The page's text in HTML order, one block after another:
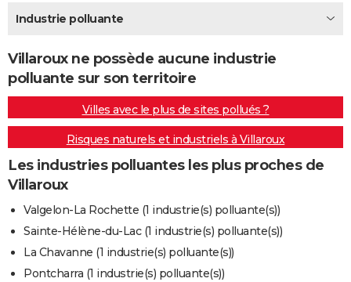
Destinations
City break
Voyage nature
Voyage de noces
Forum
Climat
+PHOTO
GUIDES D'ACHAT
BONS PLANS
CARTE DE VOEUX
Carte de Noël
Carte Bonne année
Carte Saint-Valentin
Carte Pâques
Carte d'anniversaire
DICTIONNAIRE
Dictionnaire
Biographies
Citations
Expressions
Proverbes
PROGRAMME TV
COPAINS D'AVANT
S'inscrire
Se connecter
Lycées
Collèges
Primaires
Universités
Entreprises
Service militaire
Avis de recherche
FORUM
Industrie polluante
Villaroux ne possède aucune industrie
polluante sur son territoire
Villes avec le plus de sites pollués ?
Risques naturels et industriels à Villaroux
Les industries polluantes les plus proches de
Villaroux
Valgelon-La Rochette (1 industrie(s) polluante(s))
Sainte-Hélène-du-Lac (1 industrie(s) polluante(s))
La Chavanne (1 industrie(s) polluante(s))
Pontcharra (1 industrie(s) polluante(s))